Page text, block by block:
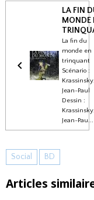
LA FIN
MONDE
La fin du
monde en
trinquant
Scénario :
Krassinsky,
Jean-Paul
Dessin :
Krassinsky,
Jean-Pau...
Social BD
Articles